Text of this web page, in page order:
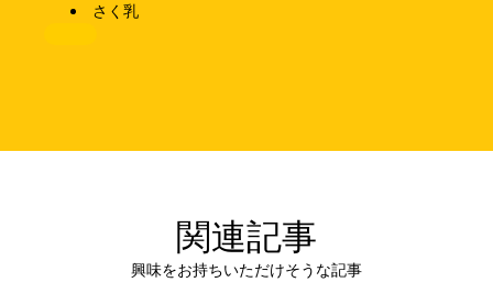
さく乳
関連記事
興味をお持ちいただけそうな記事